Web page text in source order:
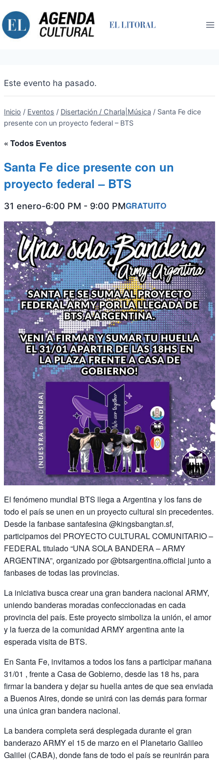
al
contenido
Este evento ha pasado.
Inicio / Eventos / Disertación / Charla|Música / Santa Fe dice
presente con un proyecto federal – BTS
« Todos Eventos
Santa Fe dice presente con un
proyecto federal – BTS
31 enero-6:00 PM - 9:00 PMGRATUITO
El fenómeno mundial BTS llega a Argentina y los fans de
todo el país se unen en un proyecto cultural sin precedentes.
Desde la fanbase santafesina @kingsbangtan.sf,
participamos del PROYECTO CULTURAL COMUNITARIO –
FEDERAL titulado “UNA SOLA BANDERA – ARMY
ARGENTINA”, organizado por @btsargentina.official junto a
fanbases de todas las provincias.
La iniciativa busca crear una gran bandera nacional ARMY,
uniendo banderas moradas confeccionadas en cada
provincia del país. Este proyecto simboliza la unión, el amor
y la fuerza de la comunidad ARMY argentina ante la
esperada visita de BTS.
En Santa Fe, invitamos a todos los fans a participar mañana
31/01 , frente a Casa de Gobierno, desde las 18 hs, para
firmar la bandera y dejar su huella antes de que sea enviada
a Buenos Aires, donde se unirá con las demás para formar
una única gran bandera nacional.
La bandera completa será desplegada durante el gran
banderazo ARMY el 15 de marzo en el Planetario Galileo
Galilei (CABA), donde fans de todo el país se reunirán para